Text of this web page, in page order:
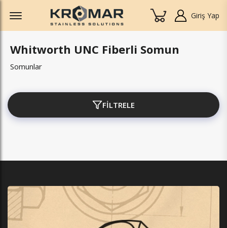
Offcanvas Menu Open
Giriş Yap
Whitworth UNC Fiberli Somun
Somunlar
FİLTRELE